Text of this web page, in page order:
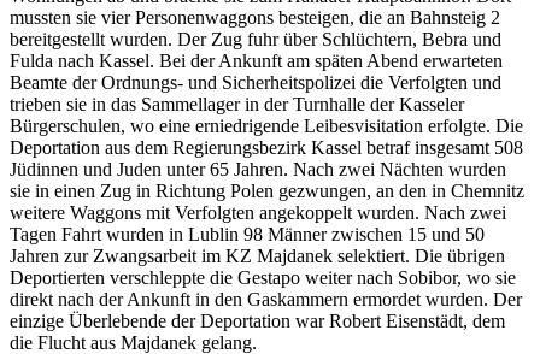
mussten sie vier Personenwaggons besteigen, die an Bahnsteig 2
bereitgestellt wurden. Der Zug fuhr über Schlüchtern, Bebra und
Fulda nach Kassel. Bei der Ankunft am späten Abend erwarteten
Beamte der Ordnungs- und Sicherheitspolizei die Verfolgten und
trieben sie in das Sammellager in der Turnhalle der Kasseler
Bürgerschulen, wo eine erniedrigende Leibesvisitation erfolgte. Die
Deportation aus dem Regierungsbezirk Kassel betraf insgesamt 508
Jüdinnen und Juden unter 65 Jahren. Nach zwei Nächten wurden
sie in einen Zug in Richtung Polen gezwungen, an den in Chemnitz
weitere Waggons mit Verfolgten angekoppelt wurden. Nach zwei
Tagen Fahrt wurden in Lublin 98 Männer zwischen 15 und 50
Jahren zur Zwangsarbeit im KZ Majdanek selektiert. Die übrigen
Deportierten verschleppte die Gestapo weiter nach Sobibor, wo sie
direkt nach der Ankunft in den Gaskammern ermordet wurden. Der
einzige Überlebende der Deportation war Robert Eisenstädt, dem
die Flucht aus Majdanek gelang.